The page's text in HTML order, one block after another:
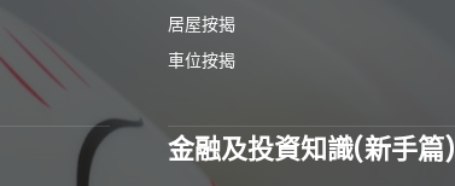
居屋按揭
車位按揭
金融及投資知識(新手篇)